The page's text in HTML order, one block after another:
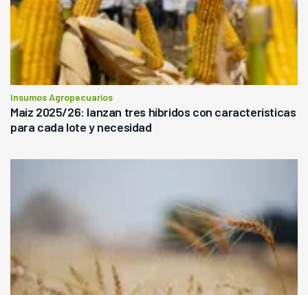
Insumos Agropecuarios
Maíz 2025/26: lanzan tres híbridos con características
para cada lote y necesidad